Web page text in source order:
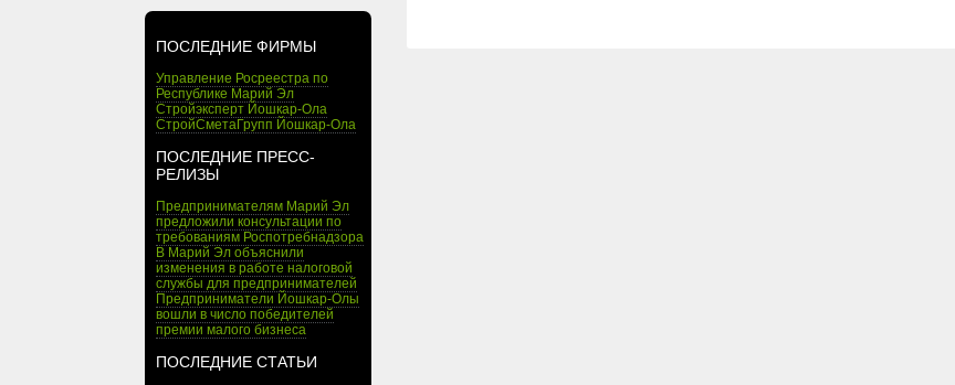
ПОСЛЕДНИЕ ФИРМЫ
Управление Росреестра по
Республике Марий Эл
Стройэксперт Йошкар-Ола
СтройСметаГрупп Йошкар-Ола
ПОСЛЕДНИЕ ПРЕСС-
РЕЛИЗЫ
Предпринимателям Марий Эл
предложили консультации по
требованиям Роспотребнадзора
В Марий Эл объяснили
изменения в работе налоговой
службы для предпринимателей
Предприниматели Йошкар-Олы
вошли в число победителей
премии малого бизнеса
ПОСЛЕДНИЕ СТАТЬИ